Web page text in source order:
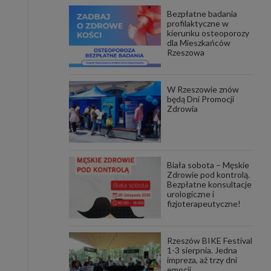
Aby
i ich
gdy
do
Bezpłatne badania
profilaktyczne w
kierunku osteoporozy
dla Mieszkańców
Rzeszowa
W Rzeszowie znów
będą Dni Promocji
Zdrowia
Biała sobota – Męskie
Zdrowie pod kontrolą.
Bezpłatne konsultacje
urologiczne i
fizjoterapeutyczne!
Rzeszów BIKE Festival
1-3 sierpnia. Jedna
impreza, aż trzy dni